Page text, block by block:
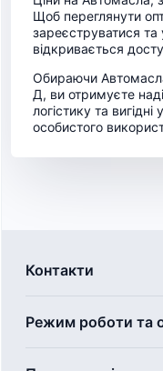
Щоб переглянути
зареєструватися та
відкривається
Обираючи
Д, ви отримуєте
логістику та
особистого
Контакти
Режим роботи та